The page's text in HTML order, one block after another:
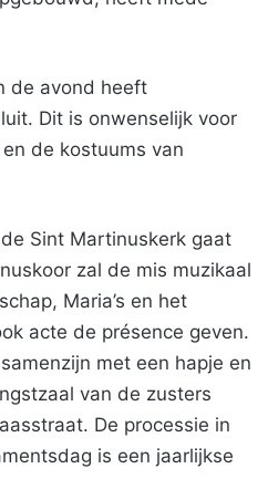
de avond heeft
Dit is onwenselijk voor
de kostuums van
Sint Martinuskerk gaat
zal de mis muzikaal
Maria’s en het
acte de présence geven.
met een hapje en
van de zusters
De processie in
is een jaarlijkse